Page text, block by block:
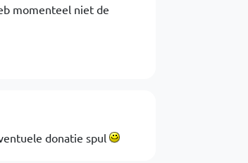
momenteel niet de
donatie spul